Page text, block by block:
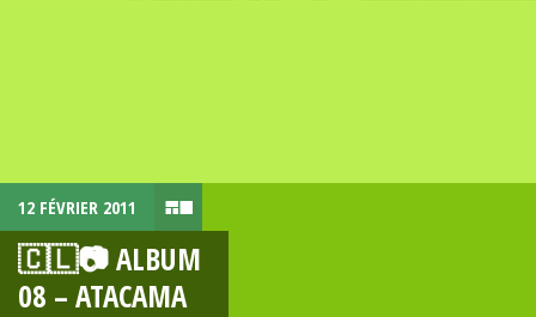
12 FÉVRIER 2011
🇨🇱📷 ALBUM
08 – ATACAMA